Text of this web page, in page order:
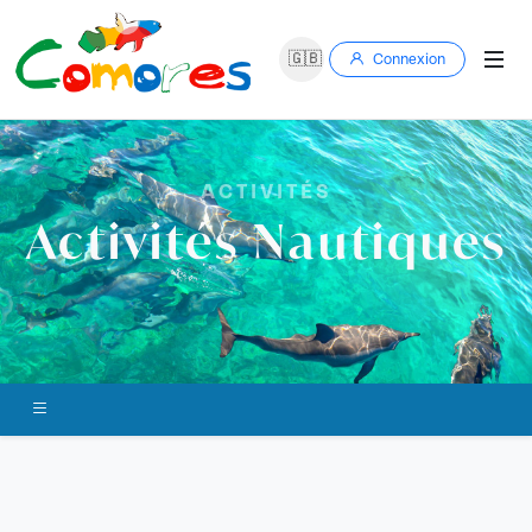
🇬🇧 Connexion
ACTIVITÉS
Activités Nautiques